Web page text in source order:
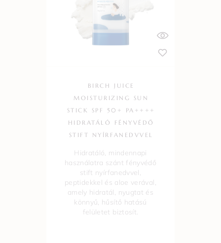
BIRCH JUICE
MOISTURIZING SUN
STICK SPF 50+ PA++++
HIDRATÁLÓ FÉNYVÉDŐ
STIFT NYÍRFANEDVVEL
Hidratáló, mindennapi
használatra szánt fényvédő
stift nyírfanedvvel,
peptidekkel és aloe verával,
amely hidratál, nyugtat és
könnyű, hűsítő hatású
felületet biztosít.